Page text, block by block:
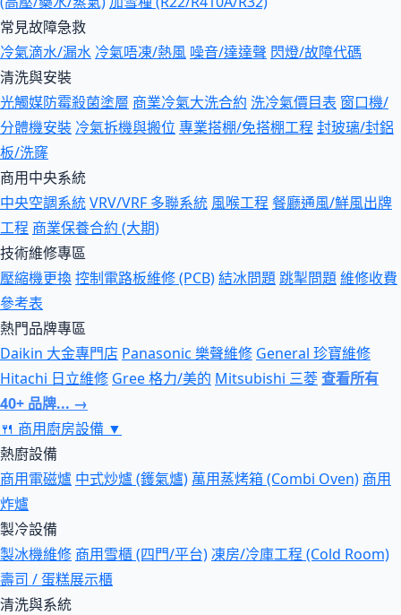
常見故障急救
冷氣滴水/漏水 冷氣唔凍/熱風 噪音/達達聲 閃燈/故障代碼
清洗與安裝
光觸媒防霉殺菌塗層 商業冷氣大洗合約 洗冷氣價目表 窗口機/
分體機安裝 冷氣拆機與搬位 專業搭棚/免搭棚工程 封玻璃/封鋁
板/洗窿
商用中央系統
中央空調系統VRV/VRF 多聯系統 風喉工程 餐廳通風/鮮風出牌
工程 商業保養合約 (大期)
技術維修專區
壓縮機更換控制電路板維修 (PCB)結冰問題跳掣問題維修收費
參考表
熱門品牌專區
Daikin 大金專門店 Panasonic 樂聲維修 General 珍寶維修
Hitachi 日立維修 Gree 格力/美的 Mitsubishi 三菱查看所有
40+ 品牌... →
🍴 商用廚房設備 ▼
熱廚設備
商用電磁爐 中式炒爐 (鑊氣爐) 萬用蒸烤箱 (Combi Oven) 商用
炸爐
製冷設備
製冰機維修 商用雪櫃 (四門/平台)凍房/冷庫工程 (Cold Room)
壽司 / 蛋糕展示櫃
清洗與系統